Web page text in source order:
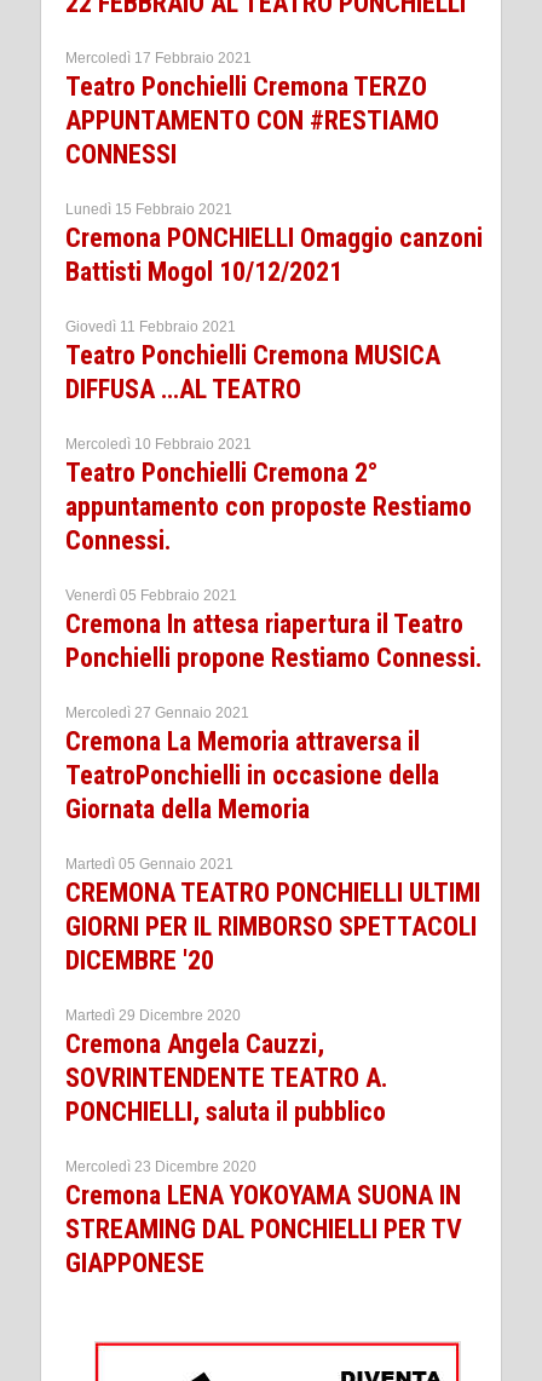
Mercoledì 17 Febbraio 2021
Teatro Ponchielli Cremona TERZO
APPUNTAMENTO CON #RESTIAMO
CONNESSI
Lunedì 15 Febbraio 2021
Cremona PONCHIELLI Omaggio canzoni
Battisti Mogol 10/12/2021
Giovedì 11 Febbraio 2021
Teatro Ponchielli Cremona MUSICA
DIFFUSA …AL TEATRO
Mercoledì 10 Febbraio 2021
Teatro Ponchielli Cremona 2°
appuntamento con proposte Restiamo
Connessi.
Venerdì 05 Febbraio 2021
Cremona In attesa riapertura il Teatro
Ponchielli propone Restiamo Connessi.
Mercoledì 27 Gennaio 2021
Cremona La Memoria attraversa il
TeatroPonchielli in occasione della
Giornata della Memoria
Martedì 05 Gennaio 2021
CREMONA TEATRO PONCHIELLI ULTIMI
GIORNI PER IL RIMBORSO SPETTACOLI
DICEMBRE '20
Martedì 29 Dicembre 2020
Cremona Angela Cauzzi,
SOVRINTENDENTE TEATRO A.
PONCHIELLI, saluta il pubblico
Mercoledì 23 Dicembre 2020
Cremona LENA YOKOYAMA SUONA IN
STREAMING DAL PONCHIELLI PER TV
GIAPPONESE